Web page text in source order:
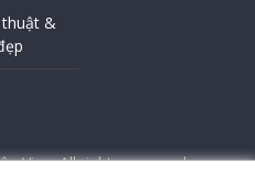
&
Vina. All rights reserved.